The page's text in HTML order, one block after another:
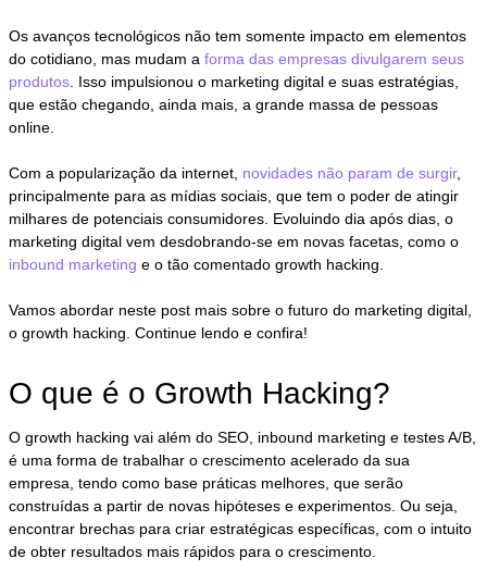
Os avanços tecnológicos não tem somente impacto em elementos
do cotidiano, mas mudam aforma das empresas divulgarem seus
produtos . Isso impulsionou o marketing digital e suas estratégias,
que estão chegando, ainda mais, a grande massa de pessoas
online.
Com a popularização da internet, novidades não param de surgir,
principalmente para as mídias sociais, que tem o poder de atingir
milhares de potenciais consumidores. Evoluindo dia após dias, o
marketing digital vem desdobrando-se em novas facetas, como o
inbound marketing e o tão comentado growth hacking.
Vamos abordar neste post mais sobre o futuro do marketing digital,
o growth hacking. Continue lendo e confira!
O que é o Growth Hacking?
O growth hacking vai além do SEO, inbound marketing e testes A/B,
é uma forma de trabalhar o crescimento acelerado da sua
empresa, tendo como base práticas melhores, que serão
construídas a partir de novas hipóteses e experimentos. Ou seja,
encontrar brechas para criar estratégicas específicas, com o intuito
de obter resultados mais rápidos para o crescimento.